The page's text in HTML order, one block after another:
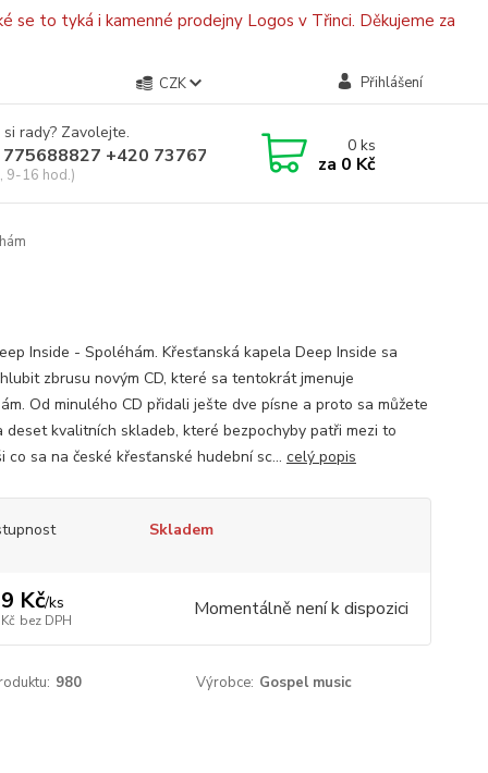
se to tyká i kamenné prodejny Logos v Třinci. Děkujeme za
CZK Přihlášení
rady? Zavolejte.
+420 737670415
9-16 hod.)
0ks
za 0 Kč
Inside - Spoléhám. Křesťanská kapela Deep Inside sa
zbrusu novým CD, které sa tentokrát jmenuje
Od minulého CD přidali ješte dve písne a proto sa můžete
deset kvalitních skladeb, které bezpochyby patři mezi to
co sa na české křesťanské hudební sc... celý popis
Skladem
Kč/ks
bez DPH Momentálně není k dispozici
980 Výrobce: Gospel music